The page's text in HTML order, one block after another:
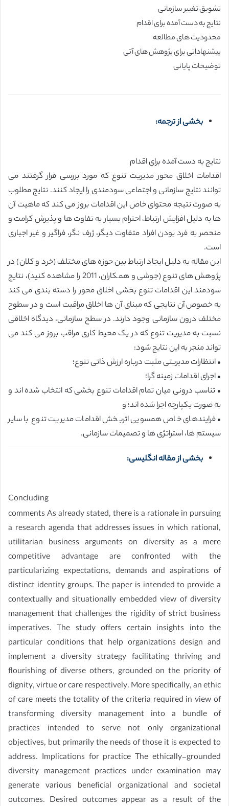
تشویق تغییر سازمانی
نتایج به دست آمده برای اقدام
محدودیت های مطالعه
پیشنهاداتی برای پژوهش های آتی
توضیحات پایانی
بخشی از ترجمه:
نتایج به دست آمده برای اقدام
اقدامات اخلاق محور مدیریت تنوع که مورد بررسی قرار گرفتند می
توانند نتایج سازمانی و اجتماعی سودمندی را ایجاد کنند. نتایج مطلوب
به صورت نتیجه محتوای خاص این اقدامات بروز می کند که ماهیت آن
ها به دلیل افزایش ارتباط، احترام بسیار به تفاوت ها و پذیرش کرامت و
منحصر به فرد بودن افراد متفاوت دیگر، ژرف نگر، فراگیر و غیر اجباری
است.
این مقاله به دلیل ایجاد ارتباط بین حوزه های مختلف (خرد و کلان) در
پژوهش های تنوع (جوشی و همکاران، 2011 را مشاهده کنید)، نتایج
سودمند این اقدامات تنوع بخشی اخلاق محور را دسته بندی می کند
به خصوص آن نتایجی که مبنای آن ها اخلاق مراقبت است و در سطوح
مختلف درون سازمانی وجود دارند. در سطح سازمانی، دیدگاه اخلاقی
نسبت به مدیریت تنوع که در یک محیط کاری مراقب بروز می کند می
تواند منجر به این نتایج شود:
• انتظارات مدیریتی مثبت درباره ارزش ذاتی تنوع؛
• اجرای اقدامات زمینه گرا؛
• تناسب درونی میان تمام اقدامات تنوع بخشی که انتخاب شده اند و
به صورت یکپارچه اجرا شده اند؛ و
• فرایندهای خاص همسویی اثربخش اقدامات مدیریت تنوع با سایر
سیستم ها، استراتژی ها و تصمیمات سازمانی.
بخشی از مقاله انگلیسی:
Concluding
comments As already stated, there is a rationale in pursuing
a research agenda that addresses issues in which rational,
utilitarian business arguments on diversity as a mere
competitive advantage are confronted with the
particularizing expectations, demands and aspirations of
distinct identity groups. The paper is intended to provide a
contextually and situationally embedded view of diversity
management that challenges the rigidity of strict business
imperatives. The study offers certain insights into the
particular conditions that help organizations design and
implement a diversity strategy facilitating thriving and
flourishing of diverse others, grounded on the priority of
dignity, virtue or care respectively. More specifically, an ethic
of care meets the totality of the criteria required in view of
transforming diversity management into a bundle of
practices intended to serve not only organizational
objectives, but primarily the needs of those it is expected to
address. Implications for practice The ethically-grounded
diversity management practices under examination may
generate various beneficial organizational and societal
outcomes. Desired outcomes appear as a result of the